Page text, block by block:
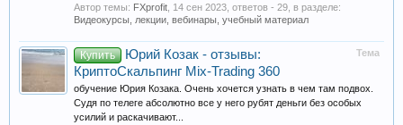
Автор темы: FXprofit 14 сен 2023 , ответов - 29, в разделе:
Видеокурсы, лекции, вебинары, учебный материал
Тема
Купить
Юрий Козак - отзывы:
КриптоСкальпинг Mix-Trading 360
обучение Юрия Козака. Очень хочется узнать в чем там подвох.
Судя по телеге абсолютно все у него рубят деньги без особых
усилий и раскачивают...